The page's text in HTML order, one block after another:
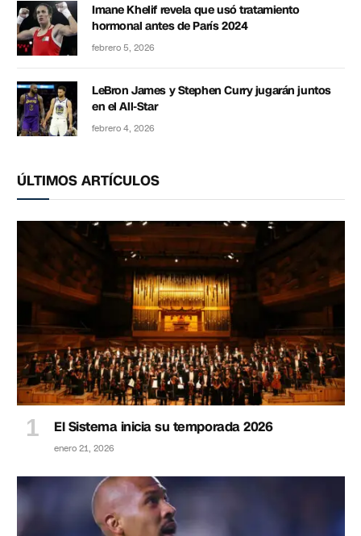
Imane Khelif revela que usó tratamiento
hormonal antes de París 2024
febrero 5, 2026
LeBron James y Stephen Curry jugarán juntos
en el All-Star
febrero 4, 2026
ÚLTIMOS ARTÍCULOS
El Sistema inicia su temporada 2026
enero 21, 2026